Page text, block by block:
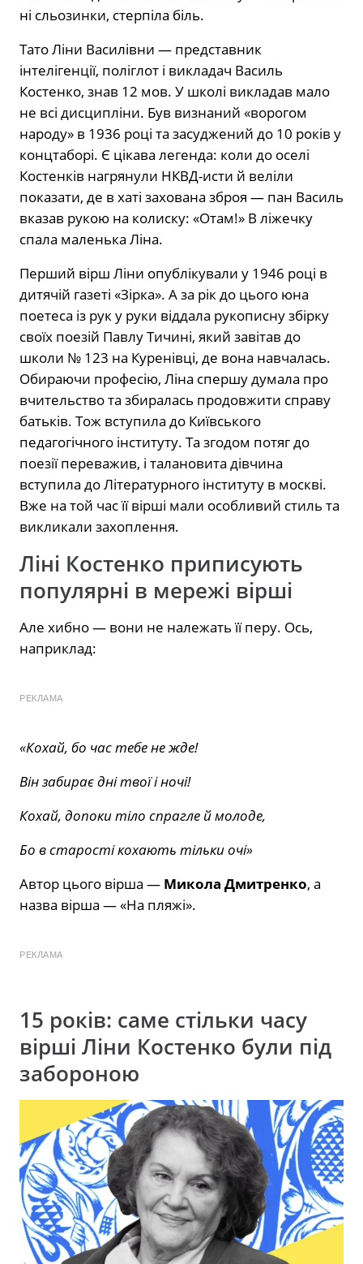
ні сльозинки, стерпіла біль.
Тато Ліни Василівни — представник
інтелігенції, поліглот і викладач Василь
Костенко, знав 12 мов. У школі викладав мало
не всі дисципліни. Був визнаний «ворогом
народу» в 1936 році та засуджений до 10 років у
концтаборі. Є цікава легенда: коли до оселі
Костенків нагрянули НКВД-исти й веліли
показати, де в хаті захована зброя — пан Василь
вказав рукою на колиску: «Отам!» В ліжечку
спала маленька Ліна.
Перший вірш Ліни опублікували у 1946 році в
дитячій газеті «Зірка». А за рік до цього юна
поетеса із рук у руки віддала рукописну збірку
своїх поезій Павлу Тичині, який завітав до
школи № 123 на Куренівці, де вона навчалась.
Обираючи професію, Ліна спершу думала про
вчительство та збиралась продовжити справу
батьків. Тож вступила до Київського
педагогічного інституту. Та згодом потяг до
поезії переважив, і талановита дівчина
вступила до Літературного інституту в москві.
Вже на той час її вірші мали особливий стиль та
викликали захоплення.
Ліні Костенко приписують
популярні в мережі вірші
Але хибно — вони не належать її перу. Ось,
наприклад:
РЕКЛАМА
«Кохай, бо час тебе не жде!
Він забирає дні твої і ночі!
Кохай, допоки тіло спрагле й молоде,
Бо в старості кохають тільки очі»
Автор цього вірша — Микола Дмитренко, а
назва вірша — «На пляжі».
РЕКЛАМА
15 років: саме стільки часу
вірші Ліни Костенко були під
забороною